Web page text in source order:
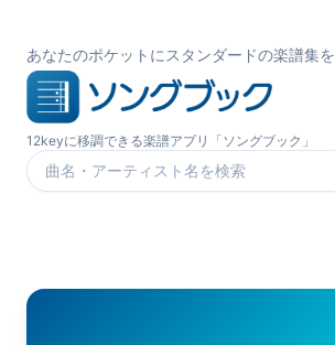
あなたのポケットにスタンダードの楽譜集を
12keyに移調できる楽譜アプリ「ソングブック」
楽曲を検索